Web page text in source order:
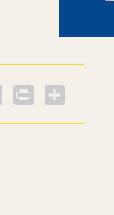
Email PrintFriendly